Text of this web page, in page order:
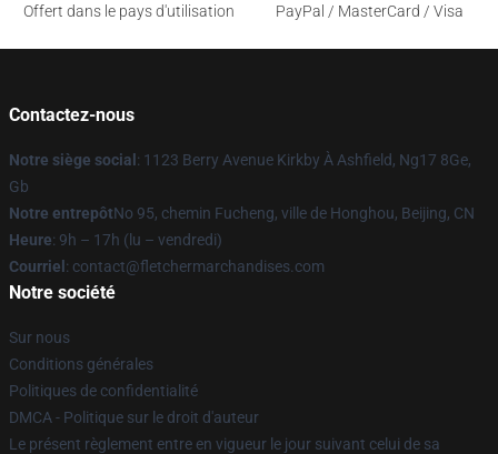
Offert dans le pays d'utilisation
PayPal / MasterCard / Visa
Contactez-nous
Notre siège social : 1123 Berry Avenue Kirkby À Ashfield, Ng17 8Ge,
Gb
Notre entrepôtNo 95, chemin Fucheng, ville de Honghou, Beijing, CN
Heure: 9h – 17h (lu – vendredi)
Courriel : contact@fletchermarchandises.com
Notre société
Sur nous
Conditions générales
Politiques de confidentialité
DMCA - Politique sur le droit d'auteur
Le présent règlement entre en vigueur le jour suivant celui de sa